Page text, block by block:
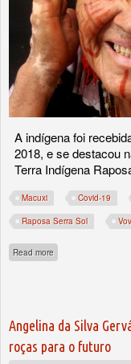
A indígena foi
2018, e se destacou
Terra Indígena
Macuxi Covid-19
Raposa Serra Sol
Read more
Angelina da Silva
roças para o futuro